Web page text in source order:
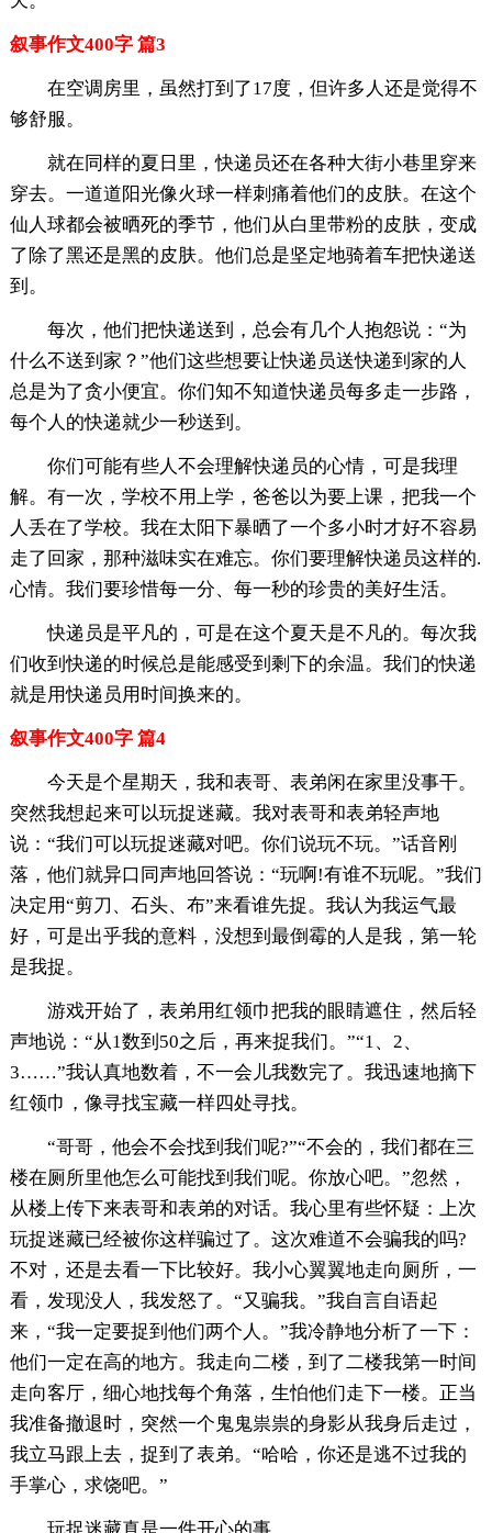
叙事作文400字 篇3
在空调房里，虽然打到了17度，但许多人还是觉得不
够舒服。
就在同样的夏日里，快递员还在各种大街小巷里穿来
穿去。一道道阳光像火球一样刺痛着他们的皮肤。在这个
仙人球都会被晒死的季节，他们从白里带粉的皮肤，变成
了除了黑还是黑的皮肤。他们总是坚定地骑着车把快递送
到。
每次，他们把快递送到，总会有几个人抱怨说：“为
什么不送到家？”他们这些想要让快递员送快递到家的人
总是为了贪小便宜。你们知不知道快递员每多走一步路，
每个人的快递就少一秒送到。
你们可能有些人不会理解快递员的心情，可是我理
解。有一次，学校不用上学，爸爸以为要上课，把我一个
人丢在了学校。我在太阳下暴晒了一个多小时才好不容易
走了回家，那种滋味实在难忘。你们要理解快递员这样的.
心情。我们要珍惜每一分、每一秒的珍贵的美好生活。
快递员是平凡的，可是在这个夏天是不凡的。每次我
们收到快递的时候总是能感受到剩下的余温。我们的快递
就是用快递员用时间换来的。
叙事作文400字 篇4
今天是个星期天，我和表哥、表弟闲在家里没事干。
突然我想起来可以玩捉迷藏。我对表哥和表弟轻声地
说：“我们可以玩捉迷藏对吧。你们说玩不玩。”话音刚
落，他们就异口同声地回答说：“玩啊!有谁不玩呢。”我们
决定用“剪刀、石头、布”来看谁先捉。我认为我运气最
好，可是出乎我的意料，没想到最倒霉的人是我，第一轮
是我捉。
游戏开始了，表弟用红领巾把我的眼睛遮住，然后轻
声地说：“从1数到50之后，再来捉我们。”“1、2、
3……”我认真地数着，不一会儿我数完了。我迅速地摘下
红领巾，像寻找宝藏一样四处寻找。
“哥哥，他会不会找到我们呢?”“不会的，我们都在三
楼在厕所里他怎么可能找到我们呢。你放心吧。”忽然，
从楼上传下来表哥和表弟的对话。我心里有些怀疑：上次
玩捉迷藏已经被你这样骗过了。这次难道不会骗我的吗?
不对，还是去看一下比较好。我小心翼翼地走向厕所，一
看，发现没人，我发怒了。“又骗我。”我自言自语起
来，“我一定要捉到他们两个人。”我冷静地分析了一下：
他们一定在高的地方。我走向二楼，到了二楼我第一时间
走向客厅，细心地找每个角落，生怕他们走下一楼。正当
我准备撤退时，突然一个鬼鬼祟祟的身影从我身后走过，
我立马跟上去，捉到了表弟。“哈哈，你还是逃不过我的
手掌心，求饶吧。”